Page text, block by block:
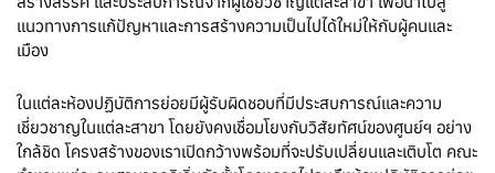
แนวทางการแก้ปัญหาและการสร้างความเป็นไปได้ใหม่ให้กับผู้คนและ
เมือง
ในแต่ละห้องปฏิบัติการย่อยมีผู้รับผิดชอบที่มีประสบการณ์และความ
เชี่ยวชาญในแต่ละสาขา โดยยังคงเชื่อมโยงกับวิสัยทัศน์ของศูนย์ฯ อย่าง
ใกล้ชิด โครงสร้างของเราเปิดกว้างพร้อมที่จะปรับเปลี่ยนและเติบโต คณะ